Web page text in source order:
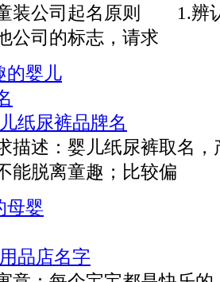
公司起名原则 1.辨认
公司的标志，请求
纸尿裤品牌名
述：婴儿纸尿裤取名，
能脱离童趣；比较偏
品店名字